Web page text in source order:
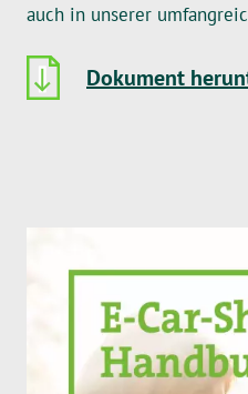
auch in unserer
Dokument